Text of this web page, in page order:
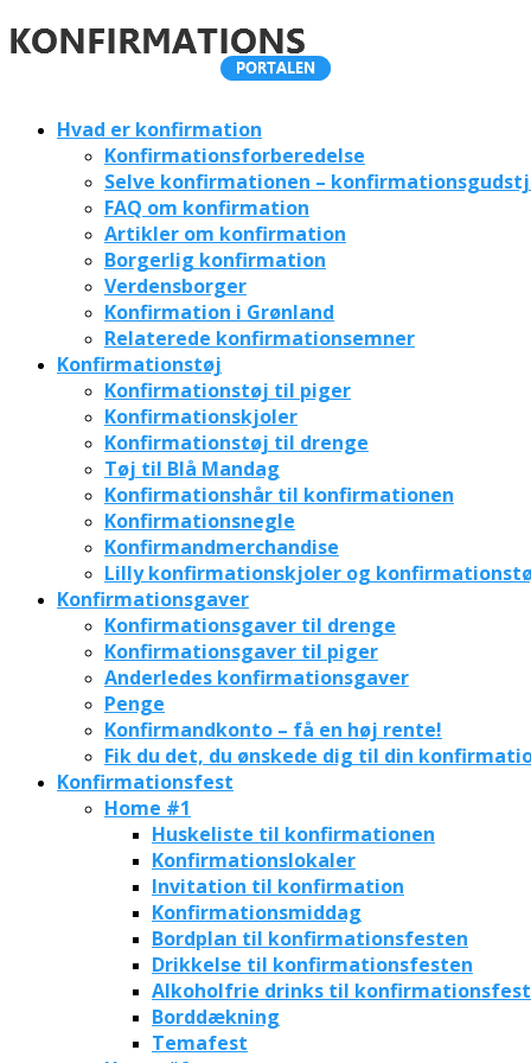
Hvad er konfirmation
Konfirmationsforberedelse
Selve konfirmationen –
FAQ om konfirmation
Artikler om konfirmation
Borgerlig konfirmation
Verdensborger
Konfirmation i Grønland
Relaterede konfirmationsemner
Konfirmationstøj
Konfirmationstøj til piger
Konfirmationskjoler
Konfirmationstøj til drenge
Tøj til Blå Mandag
Konfirmationshår til konfirmationen
Konfirmationsnegle
Konfirmandmerchandise
Lilly konfirmationskjoler og
Konfirmationsgaver
Konfirmationsgaver til drenge
Konfirmationsgaver til piger
Anderledes konfirmationsgaver
Penge
Konfirmandkonto – få en høj rente!
Fik du det, du ønskede dig til din
Konfirmationsfest
Home #1
Huskeliste til konfirmationen
Konfirmationslokaler
Invitation til konfirmation
Konfirmationsmiddag
Bordplan til konfirmationsfesten
Drikkelse til konfirmationsfesten
Alkoholfrie drinks til
Borddækning
Temafest